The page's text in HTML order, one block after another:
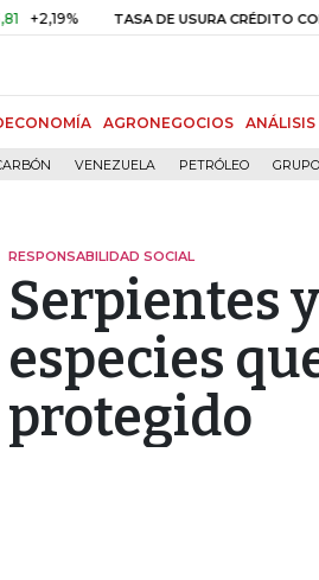
TASA DE USURA CRÉDITO
AGRONEGOCIOS ANÁLISIS
VENEZUELA PETRÓLEO
RESPONSABILIDAD SOCIAL
Serpientes
especies
protegido